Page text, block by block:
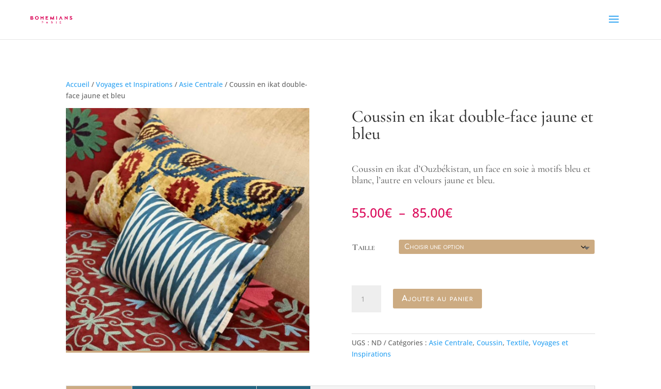
Accueil /Voyages et Inspirations /Asie Centrale / Coussin en ikat double-
face jaune et bleu
Coussin en ikat double-face jaune et
bleu
Coussin en ikat d’Ouzbékistan, un face en soie à motifs bleu et
blanc, l’autre en velours jaune et bleu.
55.00€ – 85.00€Plage
de
55.00€
à
Taille
ikat
double-
face
Ajouter au panier
UGS : ND Catégories : Asie Centrale, Coussin, Textile, Voyages et
Inspirations